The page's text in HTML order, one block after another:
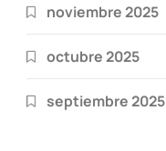
noviembre 2025
octubre 2025
septiembre 2025